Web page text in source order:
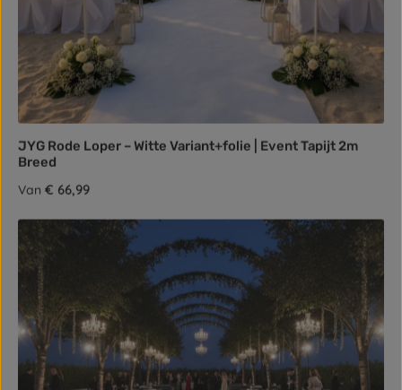
JYG Rode Loper – Witte Variant+folie | Event Tapijt 2m
Breed
Normale prijs:
Van € 66,99